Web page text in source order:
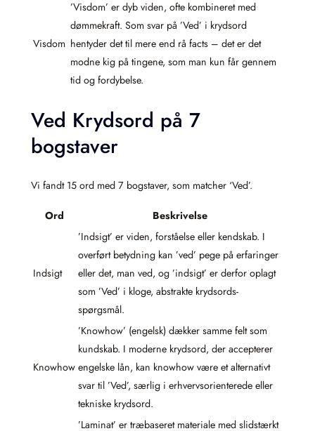
Visdom
’Visdom’ er dyb viden, ofte kombineret med
dømmekraft. Som svar på ’Ved’ i krydsord
hentyder det til mere end rå facts – det er det
modne kig på tingene, som man kun får gennem
tid og fordybelse.
Ved Krydsord på 7
bogstaver
Vi fandt 15 ord med 7 bogstaver, som matcher ‘Ved’.
Ord Beskrivelse
Indsigt
’Indsigt’ er viden, forståelse eller kendskab. I
overført betydning kan ’ved’ pege på erfaringer
eller det, man ved, og ’indsigt’ er derfor oplagt
som ’Ved’ i kloge, abstrakte krydsords-
spørgsmål.
Knowhow
’Knowhow’ (engelsk) dækker samme felt som
kundskab. I moderne krydsord, der accepterer
engelske lån, kan knowhow være et alternativt
svar til ’Ved’, særlig i erhvervsorienterede eller
tekniske krydsord.
’Laminat’ er træbaseret materiale med slidstærkt